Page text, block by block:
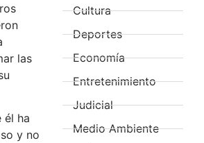
las
él ha
y no
Cultura
Deportes
Economía
Entretenimiento
Judicial
Medio Ambiente